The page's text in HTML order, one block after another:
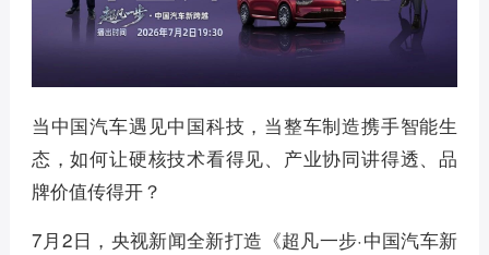
当中国汽车遇见中国科技，当整车制造携手智能生
态，如何让硬核技术看得见、产业协同讲得透、品
牌价值传得开？
7月2日，央视新闻全新打造《超凡一步·中国汽车新